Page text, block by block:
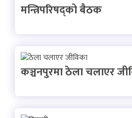
मन्त्रिपरिषद्को बैठक
कञ्चनपुरमा ठेला चलाएर